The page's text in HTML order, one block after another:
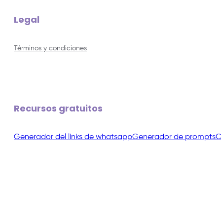
Legal
Términos y condiciones
Recursos gratuitos
Generador del links de whatsappGenerador de prompts